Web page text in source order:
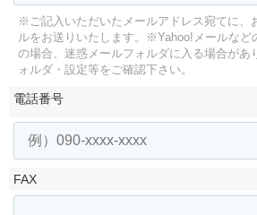
※ご記入いただいたメールアドレス宛てに、
ルをお送りいたします。
※Yahoo!メールなど
の場合、迷惑メールフォルダに入る場合があ
ォルダ・設定等をご確認下さい。
電話番号
FAX